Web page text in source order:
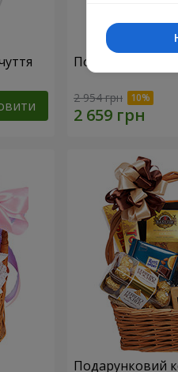
Подарунковий
2 954 грн
Подарунковий